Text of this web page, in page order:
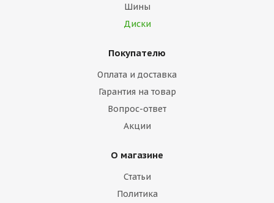
Шины
Диски
Покупателю
Оплата и доставка
Гарантия на товар
Вопрос-ответ
Акции
О магазине
Статьи
Политика